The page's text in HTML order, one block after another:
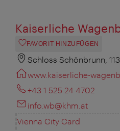
Kaiserliche
FAVORIT HINZUFÜGEN
Schloss Schönbrunn,
www.kaiserliche-
+43 1 525 24 4702
info.wb@khm.at
Vienna City Card